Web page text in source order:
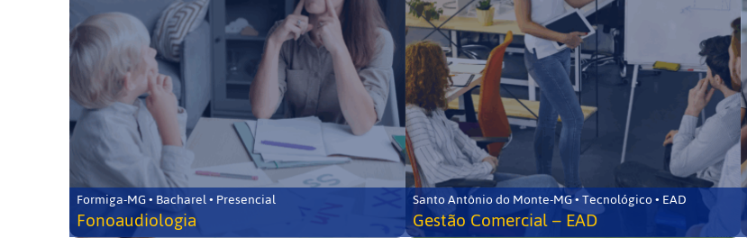
Formiga-MG • Bacharel • Presencial
Fonoaudiologia
Santo Antônio do Monte-MG • Tecnológico • EAD
Gestão Comercial – EAD